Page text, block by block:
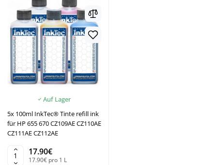
Auf Lager
5x 100ml InkTec® Tinte refill ink
für HP 655 670 CZ109AE CZ110AE
CZ111AE CZ112AE
17.90€
17.90€ pro 1 L